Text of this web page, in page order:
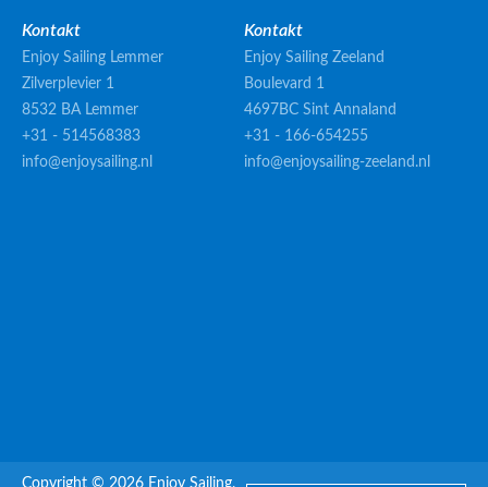
Kontakt
Enjoy Sailing Lemmer
Zilverplevier 1
8532 BA Lemmer
+31 - 514568383
info@enjoysailing.nl
Kontakt
Enjoy Sailing Zeeland
Boulevard 1
4697BC Sint Annaland
+31 - 166-654255
info@enjoysailing-zeeland.nl